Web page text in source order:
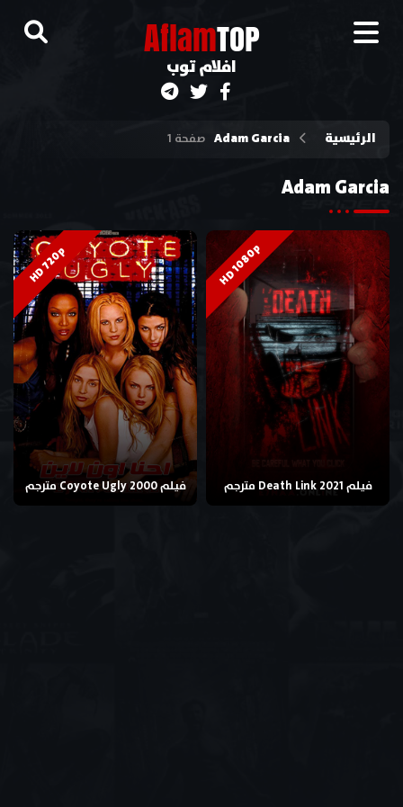
AflamTOP
افلام توب
الرئيسية Adam Garcia صفحة 1
Adam Garcia
HD 1080p
فيلم Death Link 2021 مترجم
HD 720p
فيلم Coyote Ugly 2000 مترجم